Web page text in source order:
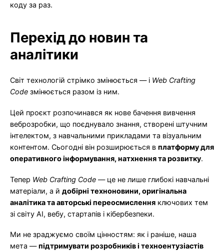
коду за раз.
Перехід до новин та
аналітики
Світ технологій стрімко змінюється — і Web Crafting
Code змінюється разом із ним.
Цей проєкт розпочинався як нове бачення вивчення
веброзробки, що поєднувало знання, створені штучним
інтелектом, з навчальними прикладами та візуальним
контентом. Сьогодні він розширюється в платформу для
оперативного інформування, натхнення та розвитку.
Тепер Web Crafting Code — це не лише глибокі навчальні
матеріали, а й добірні техноновини, оригінальна
аналітика та авторські переосмислення ключових тем
зі світу AI, вебу, стартапів і кібербезпеки.
Ми не зраджуємо своїм цінностям: як і раніше, наша
мета —підтримувати розробників і техноентузіастів